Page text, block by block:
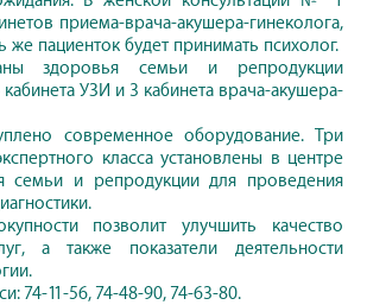
приема-врача-акушера-гинеколога,
же пациенток будет принимать психолог.
здоровья семьи и репродукции
УЗИ и 3 кабинета врача-акушера-
современное оборудование. Три
класса установлены в центре
семьи и репродукции для проведения
позволит улучшить качество
а также показатели деятельности
74-11-56, 74-48-90, 74-63-80.